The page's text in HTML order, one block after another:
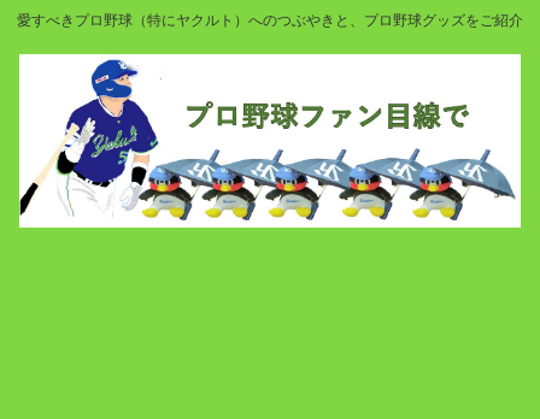
愛すべきプロ野球（特にヤクルト）へのつぶやきと、プロ野球グッズをご紹介